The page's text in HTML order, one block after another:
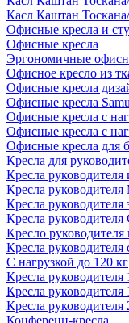
Касл Каштан
Офисные кресла и
Офисные кресла
Эргономичные
Офисное кресло из
Офисные кресла
Офисные кресла
Офисные кресла с
Офисные кресла с
Офисные кресла для
Кресла для
Кресла руководителя
Кресла руководителя
Кресла руководителя
Кресла руководителя
Кресло руководителя
Кресла руководителя
С нагрузкой до 120 кг
Кресла руководителя
Кресла руководителя
Кресла руководителя
Конференц-кресла